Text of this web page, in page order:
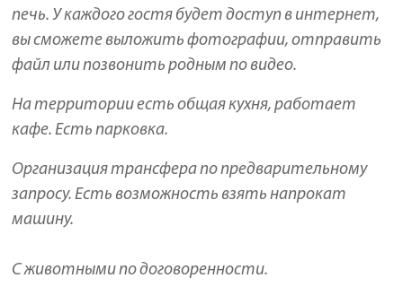
печь. У каждого гостя будет доступ в интернет,
вы сможете выложить фотографии, отправить
файл или позвонить родным по видео.
На территории есть общая кухня, работает
кафе. Есть парковка.
Организация трансфера по предварительному
запросу. Есть возможность взять напрокат
машину.
С животными по договоренности.